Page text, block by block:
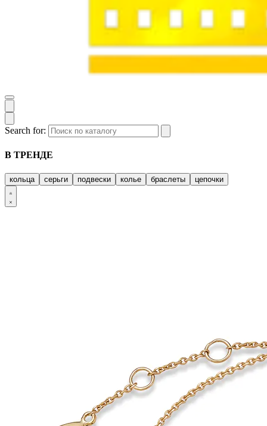
Search for:
В ТРЕНДЕ
кольца серьги подвески колье браслеты цепочки